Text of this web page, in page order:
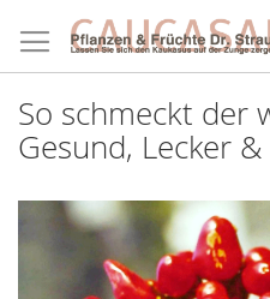
zum
Inhalt
So schmeckt der
Gesund, Lecker &